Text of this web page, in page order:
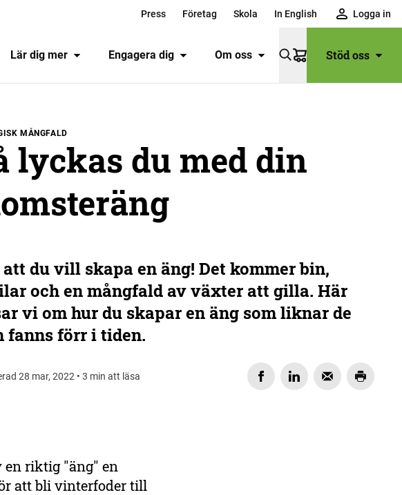
Press Företag Skola In English Logga in
Lär dig mer Engagera dig Om oss
VarukorgStöd oss
MÅNGFALD
lyckas du med din
du vill skapa en äng! Det kommer bin,
och en mångfald av växter att gilla. Här
vi om hur du skapar en äng som liknar de
fanns förr i tiden.
28 mar, 2022 • 3 min att läsa
en riktig "äng" en
att bli vinterfoder till